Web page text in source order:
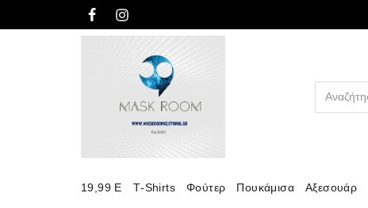
Μεταπηδήστε
19,99 E Τ-Shirts Φούτερ Πουκάμισα Αξεσουάρ